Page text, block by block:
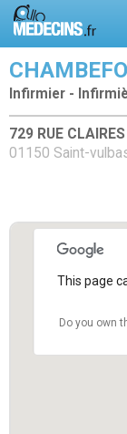
Infirmier -
729 RUE
01150 Saint-
This page
Do you own